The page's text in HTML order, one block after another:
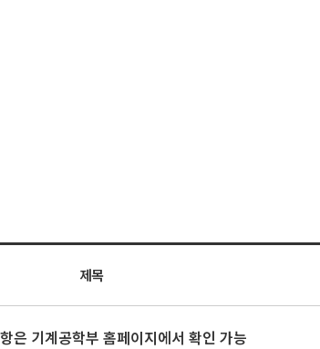
제목
은 기계공학부 홈페이지에서 확인 가능